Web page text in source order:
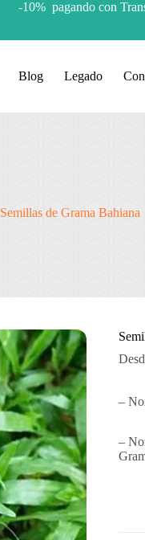
-10% pagando con
Blog Legado
Semillas de Grama Bahiana
–
–